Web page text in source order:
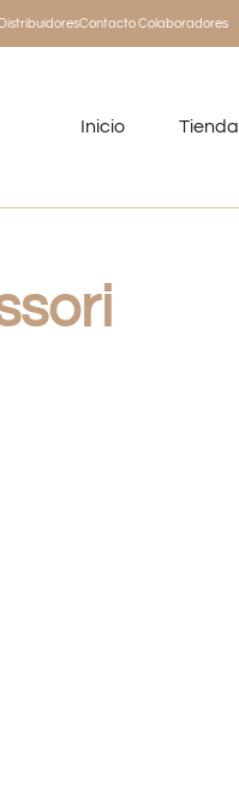
DistribuidoresContacto Colaboradores
Inicio Tienda